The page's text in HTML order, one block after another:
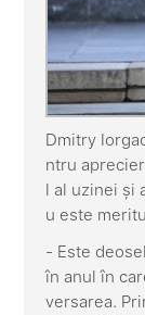
Dmitry
ntru
l al uzinei și
u este
- Este
în anul în
versarea.